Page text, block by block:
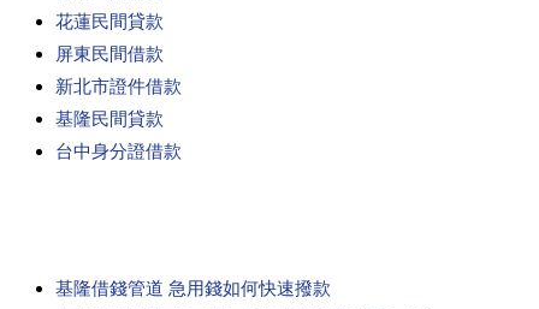
花蓮民間貸款
屏東民間借款
新北市證件借款
基隆民間貸款
台中身分證借款
基隆借錢管道 急用錢如何快速撥款